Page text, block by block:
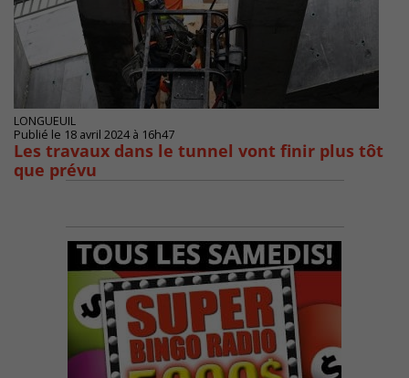
LONGUEUIL
Publié le 18 avril 2024 à 16h47
Les travaux dans le tunnel vont finir plus tôt
que prévu